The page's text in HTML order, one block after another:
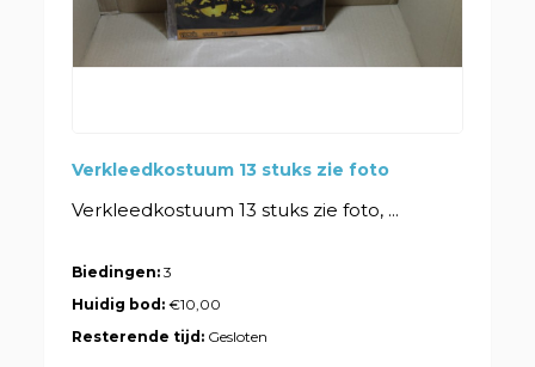
Verkleedkostuum 13 stuks zie foto
Verkleedkostuum 13 stuks zie foto, ...
Biedingen: 3
Huidig bod:€10,00
Resterende tijd: Gesloten